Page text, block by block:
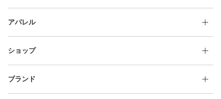
アパレル
ショップ
ブランド